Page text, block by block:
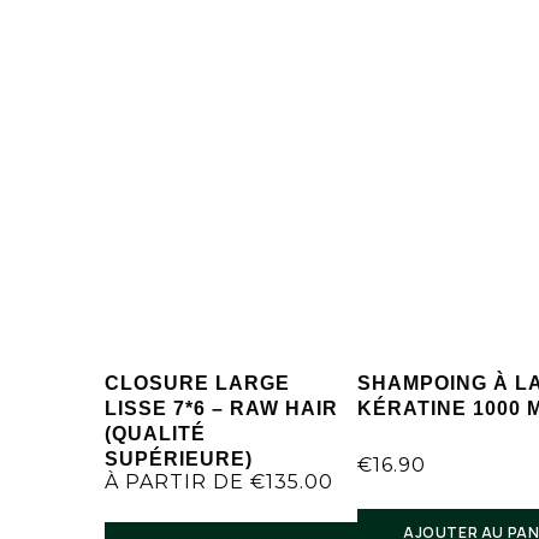
CLOSURE LARGE
LISSE 7*6 – RAW HAIR
(QUALITÉ
SUPÉRIEURE)
À PARTIR DE €135.00
SHAMPOING À
KÉRATINE 1000
€16.90
AJOUTER AU